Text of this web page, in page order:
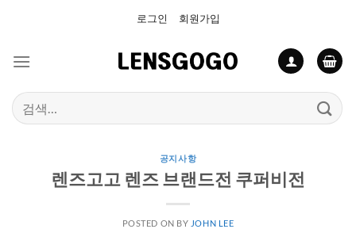
로그인 회원가입
검
색:
공지사항
렌즈고고 렌즈 브랜드전 쿠퍼비전
POSTED ON BY JOHN LEE